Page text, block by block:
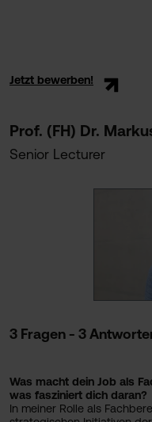
Jetzt bewerben!
Prof. (FH) Dr.
Senior Lecturer
3 Fragen - 3
Was macht dein Job als
was fasziniert dich daran?
In meiner Rolle als